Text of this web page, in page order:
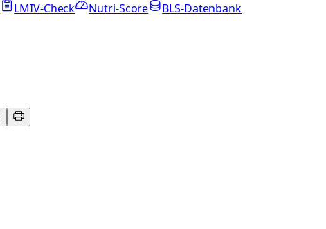
LMIV-Check Nutri-Score BLS-Datenbank